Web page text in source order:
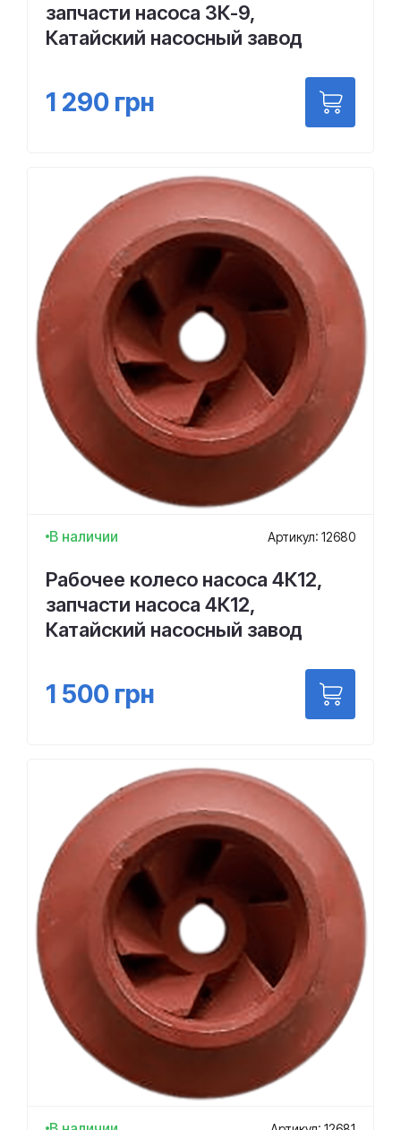
запчасти насоса 3К-9,
Катайский насосный завод
1 290 грн
В наличии Артикул: 12680
Рабочее колесо насоса 4К12,
запчасти насоса 4К12,
Катайский насосный завод
1 500 грн